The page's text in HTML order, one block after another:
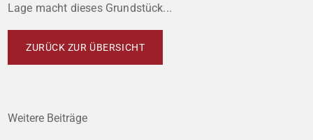
Lage macht dieses Grundstück...
ZURÜCK ZUR ÜBERSICHT
Weitere Beiträge